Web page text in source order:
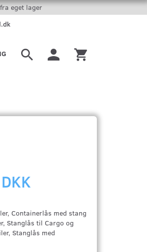
eget lager
Containerlås med stang
Stanglås til Cargo og
Stanglås med